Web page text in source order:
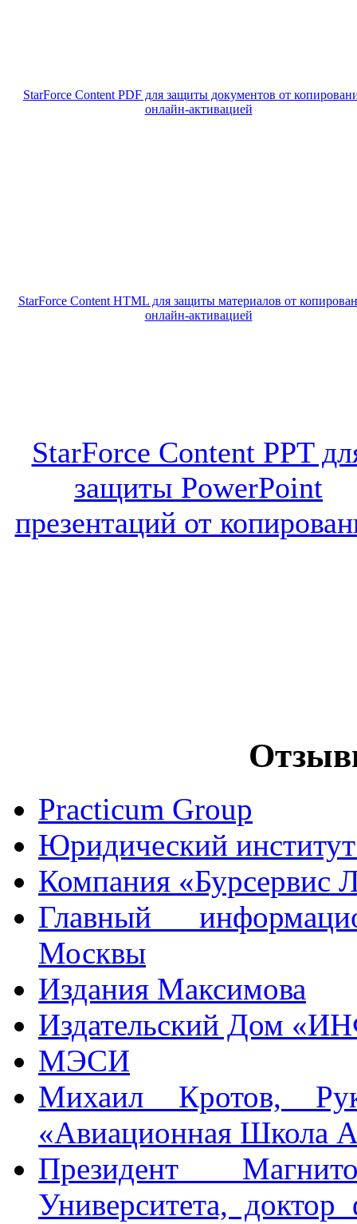
StarForce Content PDF для защиты документов от
онлайн-активацией
StarForce Content HTML для защиты материалов от
онлайн-активацией
StarForce Content PPT
защиты PowerPoint
презентаций от
Practicum Group
Юридический
Компания «Бурсервис
Главный
Москвы
Издания Максимова
Издательский Дом
МЭСИ
Михаил Кротов,
«Авиационная Школа
Президент
Университета,